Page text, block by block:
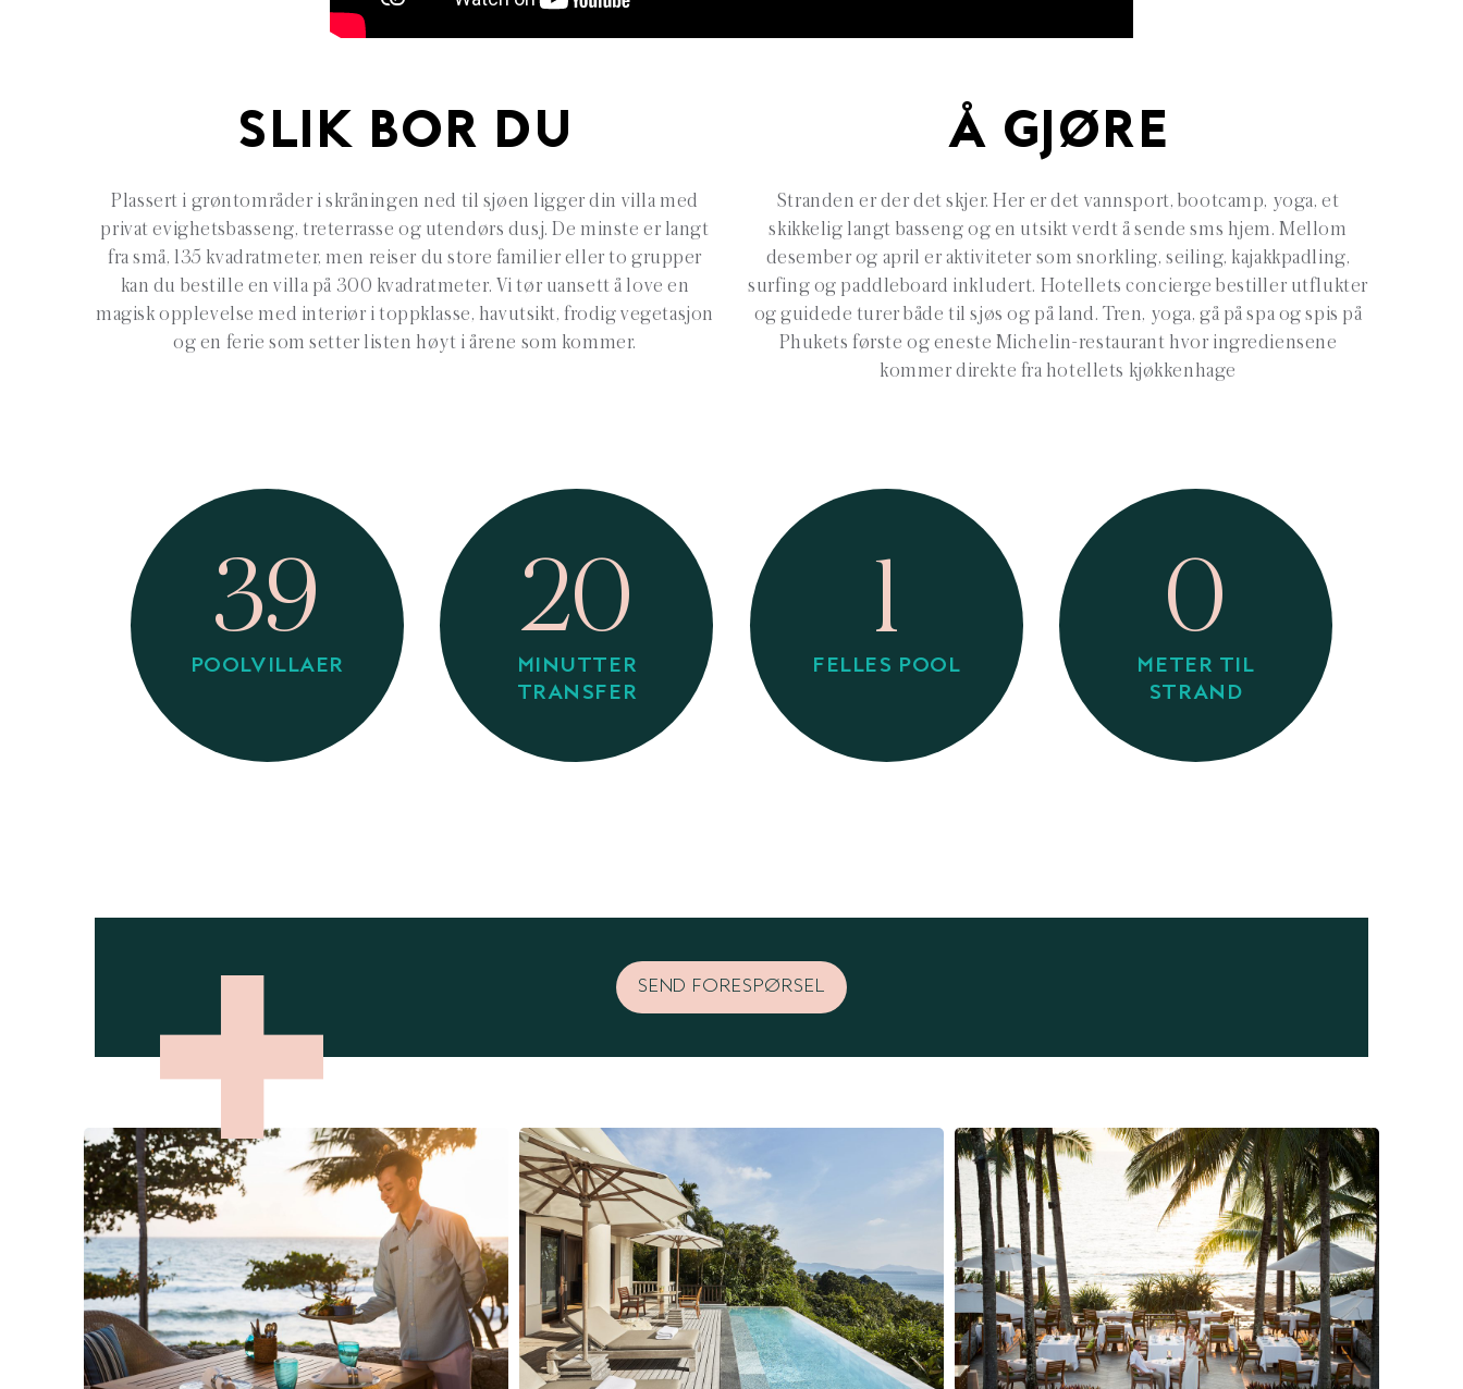
SLIK BOR DU
Plassert i grøntområder i skråningen ned til sjøen ligger din villa med
privat evighetsbasseng, treterrasse og utendørs dusj. De minste er langt
fra små, 135 kvadratmeter, men reiser du store familier eller to grupper
kan du bestille en villa på 300 kvadratmeter. Vi tør uansett å love en
magisk opplevelse med interiør i toppklasse, havutsikt, frodig vegetasjon
og en ferie som setter listen høyt i årene som kommer.
Å GJØRE
Stranden er der det skjer. Her er det vannsport, bootcamp, yoga, et
skikkelig langt basseng og en utsikt verdt å sende sms hjem. Mellom
desember og april er aktiviteter som snorkling, seiling, kajakkpadling,
surfing og paddleboard inkludert. Hotellets concierge bestiller utflukter
og guidede turer både til sjøs og på land. Tren, yoga, gå på spa og spis på
Phukets første og eneste Michelin-restaurant hvor ingrediensene
kommer direkte fra hotellets kjøkkenhage
39
POOLVILLAER
20
MINUTTER
TRANSFER
1
FELLES POOL
0
METER TIL
STRAND
SEND FORESPØRSEL